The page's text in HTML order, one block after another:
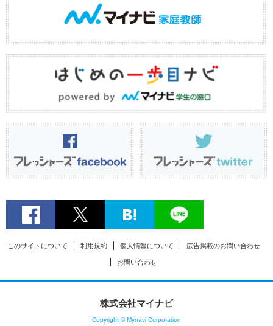
このサイトについて 利用規約 個人情報について 広告掲載のお問い合わせ
お問い合わせ
株式会社マイナビ
Copyright © Mynavi Corporation